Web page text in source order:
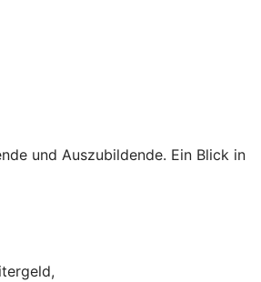
und Auszubildende. Ein Blick in